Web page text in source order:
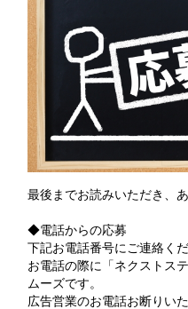
最後までお読みいただき、
◆電話からの応募
下記お電話番号にご連絡くだ
お電話の際に「ネクストス
ムーズです。
広告営業のお電話お断りいた